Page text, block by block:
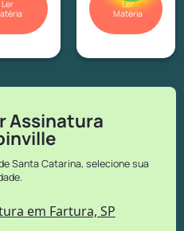
Ler
Ler
Matéria
Assinatura
Santa Catarina, selecione sua
em Fartura, SP